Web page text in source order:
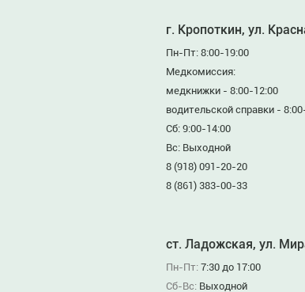
г. Кропоткин, ул.
Пн-Пт: 8:00-19:00
Медкомиссия:
медкнижки - 8:00-12:00
водительской справки -
Сб: 9:00-14:00
Вс: Выходной
8 (918) 091-20-20
8 (861) 383-00-33
ст. Ладожская, ул.
Пн-Пт: 7:30 до 17:00
Сб-Вс: Выходной